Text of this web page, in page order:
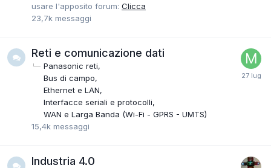
usare l'apposito forum: Clicca
23,7k messaggi
Reti e comunicazione dati
Panasonic reti
Bus di campo
Ethernet e LAN
Interfacce seriali e protocolli
WAN e Larga Banda (Wi-Fi - GPRS - UMTS)
15,4k messaggi
Industria 4.0